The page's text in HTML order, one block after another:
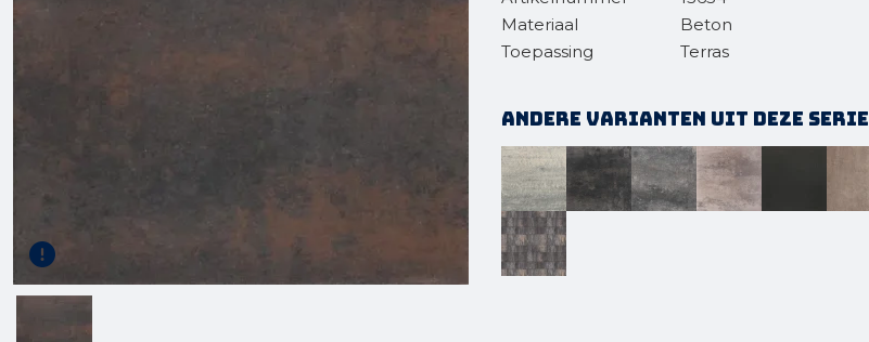
Gereedschap
Materiaal
Beton
Toepassing
Terras
Andere varianten uit deze serie